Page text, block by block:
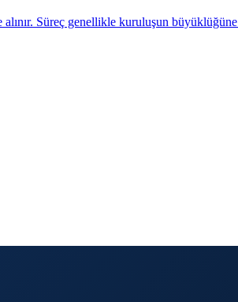
Süreç genellikle kuruluşun büyüklüğüne